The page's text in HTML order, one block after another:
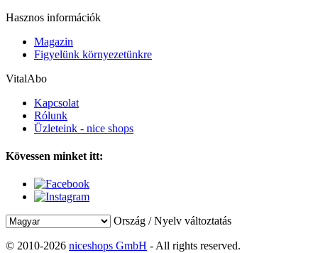
Hasznos információk
Magazin
Figyelünk környezetünkre
VitalAbo
Kapcsolat
Rólunk
Üzleteink - nice shops
Kövessen minket itt:
Ország / Nyelv változtatás
© 2010-2026 niceshops GmbH - All rights reserved.